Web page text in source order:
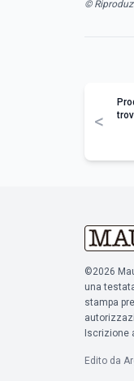
©
<
©2026
una
stampa
Iscrizione
Edito da